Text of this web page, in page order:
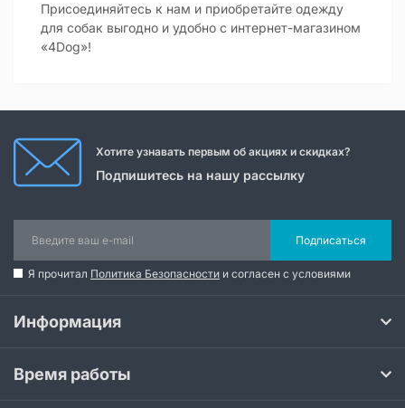
Присоединяйтесь к нам и приобретайте одежду
для собак выгодно и удобно с интернет-магазином
«4Dog»!
Хотите узнавать первым об акциях и скидках?
Подпишитесь на нашу рассылку
Подписаться
Я прочитал Политика Безопасности и согласен с условиями
Информация
Время работы